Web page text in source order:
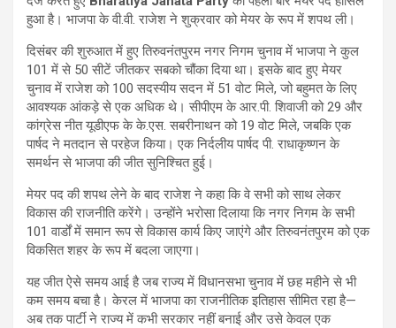
हुआ है। भाजपा के वी.वी. राजेश ने शुक्रवार को मेयर के रूप में शपथ ली।
दिसंबर की शुरुआत में हुए तिरुवनंतपुरम नगर निगम चुनाव में भाजपा ने कुल
101 में से 50 सीटें जीतकर सबको चौंका दिया था। इसके बाद हुए मेयर
चुनाव में राजेश को 100 सदस्यीय सदन में 51 वोट मिले, जो बहुमत के लिए
आवश्यक आंकड़े से एक अधिक थे। सीपीएम के आर.पी. शिवाजी को 29 और
कांग्रेस नीत यूडीएफ के के.एस. सबरीनाथन को 19 वोट मिले, जबकि एक
पार्षद ने मतदान से परहेज किया। एक निर्दलीय पार्षद पी. राधाकृष्णन के
समर्थन से भाजपा की जीत सुनिश्चित हुई।
मेयर पद की शपथ लेने के बाद राजेश ने कहा कि वे सभी को साथ लेकर
विकास की राजनीति करेंगे। उन्होंने भरोसा दिलाया कि नगर निगम के सभी
101 वार्डों में समान रूप से विकास कार्य किए जाएंगे और तिरुवनंतपुरम को एक
विकसित शहर के रूप में बदला जाएगा।
यह जीत ऐसे समय आई है जब राज्य में विधानसभा चुनाव में छह महीने से भी
कम समय बचा है। केरल में भाजपा का राजनीतिक इतिहास सीमित रहा है—
अब तक पार्टी ने राज्य में कभी सरकार नहीं बनाई और उसे केवल एक